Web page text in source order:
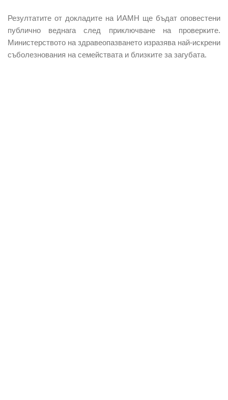
Резултатите от докладите на ИАМН ще бъдат оповестени
публично веднага след приключване на проверките.
Министерството на здравеопазването изразява най-искрени
съболезнования на семействата и близките за загубата.